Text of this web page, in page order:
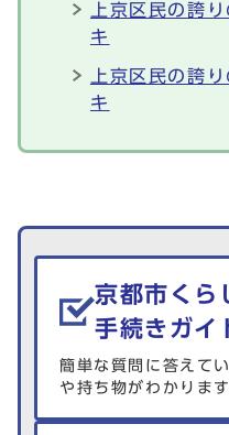
上京区民の誇
キ
上京区民の誇
キ
生活情報を探す
京都市くら
手続きガイ
簡単な質問に答えて
や持ち物がわかります